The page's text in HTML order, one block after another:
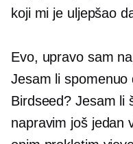
koji mi je uljepšao
Evo, upravo sam
Jesam li spomenuo
Birdseed? Jesam li
napravim još jedan